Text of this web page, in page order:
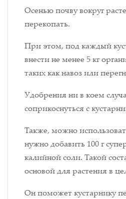
Осенью почву вокруг
перекопать.
При этом, под каждый
внести не менее 5 кг
таких как навоз или
Удобрения ни в коем
соприкоснуться с
Также, можно
нужно добавить 100 г
калийной соли. Такой
основой для растения в
Он поможет кустарнику